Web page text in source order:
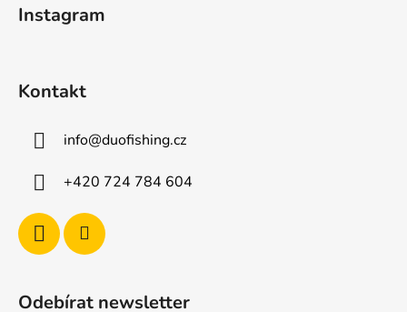
Instagram
Kontakt
info@duofishing.cz
+420 724 784 604
Odebírat newsletter